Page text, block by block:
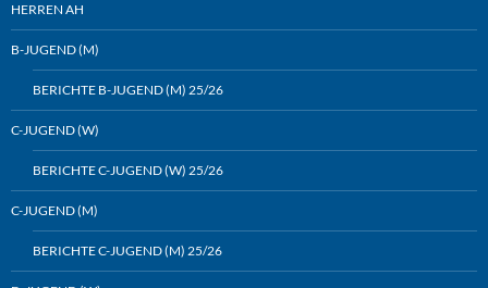
HERREN AH
B-JUGEND (M)
BERICHTE B-JUGEND (M) 25/26
C-JUGEND (W)
BERICHTE C-JUGEND (W) 25/26
C-JUGEND (M)
BERICHTE C-JUGEND (M) 25/26